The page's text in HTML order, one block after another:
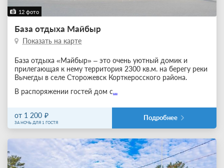
12 фото
База отдыха Майбыр
Показать на карте
База отдыха «Майбыр» – это очень уютный домик и
прилегающая к нему территория 2300 кв.м. на берегу реки
Вычегды в селе Сторожевск Корткеросского района.
В распоряжении гостей дом с...
от 1 200
ЗА НОЧЬ ДЛЯ 1 ГОСТЯ
Подробнее